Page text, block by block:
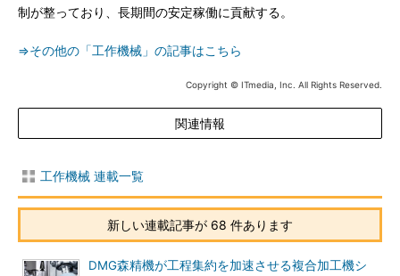
制が整っており、長期間の安定稼働に貢献する。
⇒その他の「工作機械」の記事はこちら
Copyright © ITmedia, Inc. All Rights Reserved.
関連情報
工作機械 連載一覧
新しい連載記事が 68 件あります
DMG森精機が工程集約を加速させる複合加工機シ